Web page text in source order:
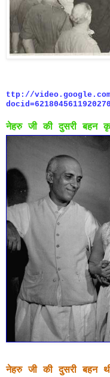
ttp://
नेहरु जी की दुसरी बहन
नेहरु जी की दुसरी बहन